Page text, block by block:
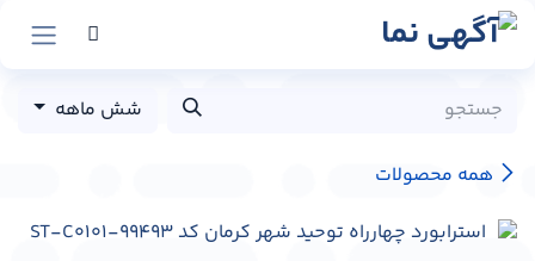
پرش به محتوا
همه محصولات
شش ماهه